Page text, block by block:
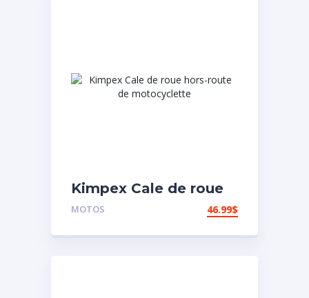
Kimpex Cale de roue
hors-route de
MOTOS 46.99$